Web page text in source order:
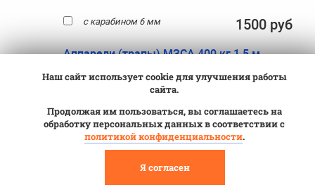
с карабином 6 мм 1500 руб
Аппарели (трапы) МЗСА 400 кг 1,5 м
Для заезда техники на прицеп
кто планирует перевозить мототехнику
на двухосных прицепах.
Грузоподъемность двух аппарелей 400
между осями более 75 см).
Наш сайт использует cookie для улучшения работы
сайта.
Продолжая им пользоваться, вы соглашаетесь на
обработку персональных данных в соответствии с
политикой конфиденциальности.
Я согласен